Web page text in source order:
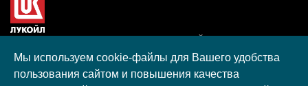
гранта, полученного в рамках XIII Конкурса социальных и
культурных проектов ПАО "ЛУКОЙЛ" на территории
Калининградской области в 2020 году
Мы используем cookie-файлы для Вашего удобства
пользования сайтом и повышения качества